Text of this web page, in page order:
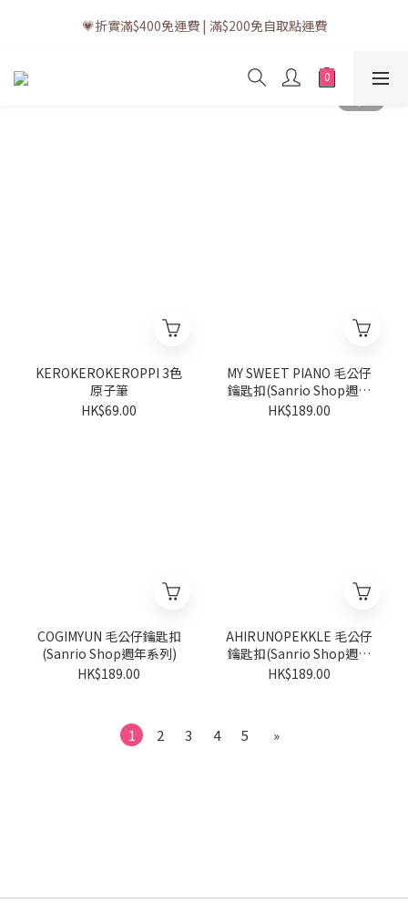
💗訂單一般送貨時間為3至5個工作天 (星期六、日及公眾假期並非
工作天)
💗折實滿$400免運費 | 滿$200免自取點運費
💗立即下載全新會員APP享有專屬會員禮遇
KEROKEROKEROPPI 3色
原子筆
HK$69.00
MY SWEET PIANO 毛公仔
鑰匙扣(Sanrio Shop週年
系列)
HK$189.00
COGIMYUN 毛公仔鑰匙扣
(Sanrio Shop週年系列)
HK$189.00
AHIRUNOPEKKLE 毛公仔
鑰匙扣(Sanrio Shop週年
系列)
HK$189.00
1 2 3 4 5 »